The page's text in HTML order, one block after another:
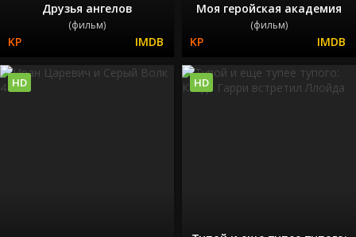
Друзья ангелов
(фильм)
Моя геройская академия
(фильм)
HD HD